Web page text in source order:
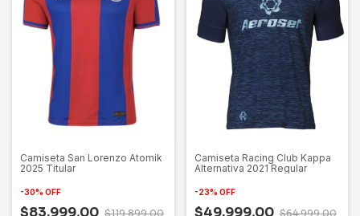
Camiseta San Lorenzo Atomik
2025 Titular
-30% OFF
$119.899,00
Camiseta Racing Club Kappa
Alternativa 2021 Regular
-23% OFF
$64.999,00